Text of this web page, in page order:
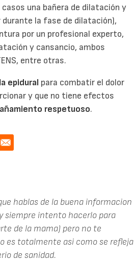
una bañera de dilatación y
la fase de dilatación),
por un profesional experto,
y cansancio, ambos
entre otras.
epidural para combatir el dolor
y que no tiene efectos
respetuoso.
hablas de la buena informacion
siempre intento hacerlo para
de la mama) pero no te
es totalmente asi como se refleja
de sanidad.